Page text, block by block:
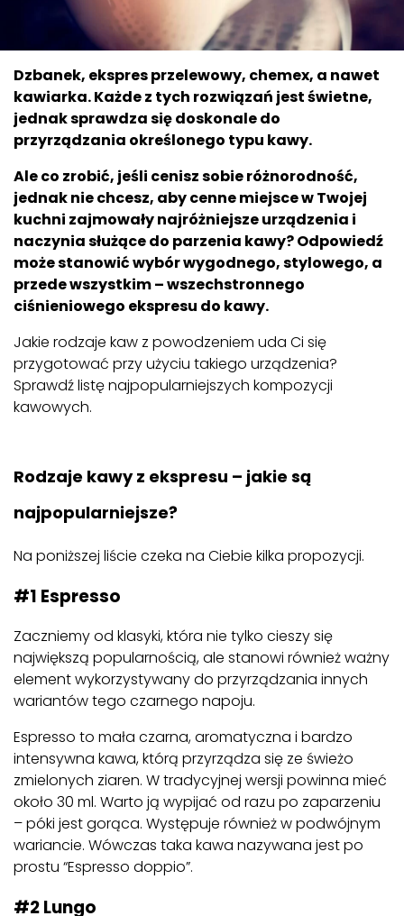
Dzbanek, ekspres przelewowy, chemex, a nawet
kawiarka. Każde z tych rozwiązań jest świetne,
jednak sprawdza się doskonale do
przyrządzania określonego typu kawy.
Ale co zrobić, jeśli cenisz sobie różnorodność,
jednak nie chcesz, aby cenne miejsce w Twojej
kuchni zajmowały najróżniejsze urządzenia i
naczynia służące do parzenia kawy? Odpowiedź
może stanowić wybór wygodnego, stylowego, a
przede wszystkim – wszechstronnego
ciśnieniowego ekspresu do kawy.
Jakie rodzaje kaw z powodzeniem uda Ci się
przygotować przy użyciu takiego urządzenia?
Sprawdź listę najpopularniejszych kompozycji
kawowych.
Rodzaje kawy z ekspresu – jakie są
najpopularniejsze?
Na poniższej liście czeka na Ciebie kilka propozycji.
#1 Espresso
Zaczniemy od klasyki, która nie tylko cieszy się
największą popularnością, ale stanowi również ważny
element wykorzystywany do przyrządzania innych
wariantów tego czarnego napoju.
Espresso to mała czarna, aromatyczna i bardzo
intensywna kawa, którą przyrządza się ze świeżo
zmielonych ziaren. W tradycyjnej wersji powinna mieć
około 30 ml. Warto ją wypijać od razu po zaparzeniu
– póki jest gorąca. Występuje również w podwójnym
wariancie. Wówczas taka kawa nazywana jest po
prostu “Espresso doppio”.
#2 Lungo